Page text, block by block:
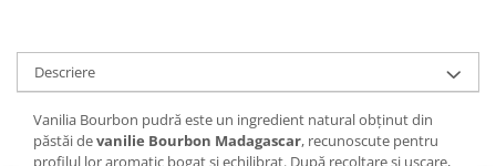
Descriere
Vanilia Bourbon pudră este un ingredient natural obținut din
păstăi devanilie Bourbon Madagascar, recunoscute pentru